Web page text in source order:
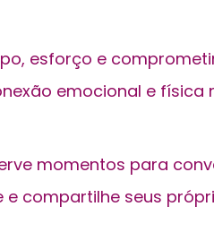
esforço e
emocional e física
momentos para
e compartilhe seus